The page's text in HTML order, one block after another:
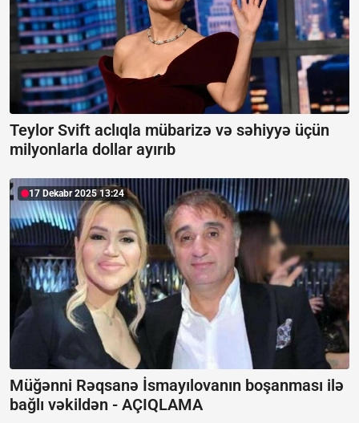
Teylor Svift aclıqla mübarizə və səhiyyə üçün
milyonlarla dollar ayırıb
17 Dekabr 2025 13:24
Müğənni Rəqsanə İsmayılovanın boşanması ilə
bağlı vəkildən - AÇIQLAMA